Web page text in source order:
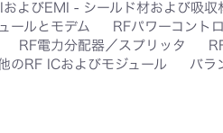
およびEMI - シールド材および吸収
ールとモデム RFパワーコント
RF電力分配器／スプリッタ
のRF ICおよびモジュール バラ